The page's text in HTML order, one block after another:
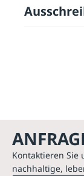
Kontaktieren Sie
nachhaltige,